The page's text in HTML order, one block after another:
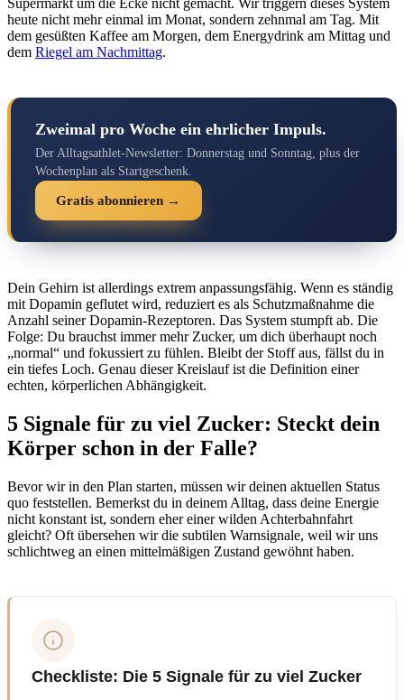
heute nicht mehr einmal im Monat, sondern zehnmal am Tag. Mit
dem gesüßten Kaffee am Morgen, dem Energydrink am Mittag und
dem Riegel am Nachmittag.
Zweimal pro Woche ein ehrlicher Impuls.
Der Alltagsathlet-Newsletter: Donnerstag und Sonntag, plus der
Wochenplan als Startgeschenk.
Gratis abonnieren →
Dein Gehirn ist allerdings extrem anpassungsfähig. Wenn es ständig
mit Dopamin geflutet wird, reduziert es als Schutzmaßnahme die
Anzahl seiner Dopamin-Rezeptoren. Das System stumpft ab. Die
Folge: Du brauchst immer mehr Zucker, um dich überhaupt noch
„normal“ und fokussiert zu fühlen. Bleibt der Stoff aus, fällst du in
ein tiefes Loch. Genau dieser Kreislauf ist die Definition einer
echten, körperlichen Abhängigkeit.
5 Signale für zu viel Zucker: Steckt dein
Körper schon in der Falle?
Bevor wir in den Plan starten, müssen wir deinen aktuellen Status
quo feststellen. Bemerkst du in deinem Alltag, dass deine Energie
nicht konstant ist, sondern eher einer wilden Achterbahnfahrt
gleicht? Oft übersehen wir die subtilen Warnsignale, weil wir uns
schlichtweg an einen mittelmäßigen Zustand gewöhnt haben.
Checkliste: Die 5 Signale für zu viel Zucker